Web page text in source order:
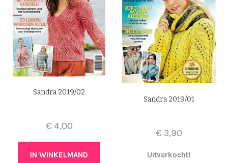
Sandra 2019/02
€ 4,00
IN WINKELMAND
Sandra 2019/01
€ 3,90
Uitverkocht!